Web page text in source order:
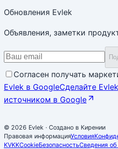
Обновления Evlek
Объявления, заметки
Согласен получать
Evlek в GoogleСделайте
источником в Google
© 2026 Evlek · Создано в Кирении
Правовая информацияУсловия
KVKKCookieБезопасностьСведения